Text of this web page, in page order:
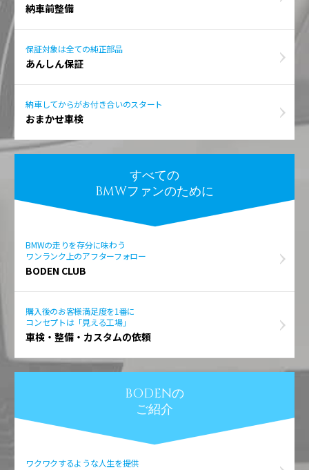
納車前整備
保証対象は全ての純正部品
あんしん保証
納車してからがお付き合いのスタート
おまかせ車検
すべての
BMWファンのために
BMWの走りを存分に味わう
ワンランク上のアフターフォロー
BODEN CLUB
購入後のお客様満足度を1番に
コンセプトは「見える工場」
車検・整備・カスタムの依頼
BODENの
ご紹介
ワクワクするような人生を提供